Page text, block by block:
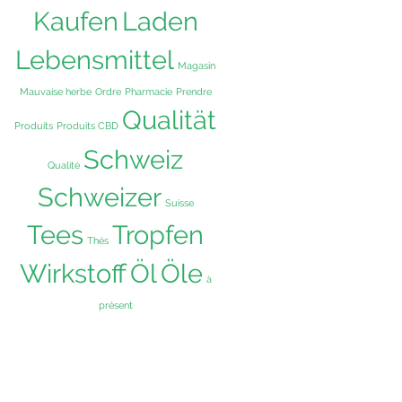
Kaufen Laden
Lebensmittel Magasin
Mauvaise herbe Ordre Pharmacie Prendre
Produits Produits CBD Qualität
Qualité Schweiz
Schweizer Suisse
Tees Thés Tropfen
WirkstoffÖlÖle à
présent